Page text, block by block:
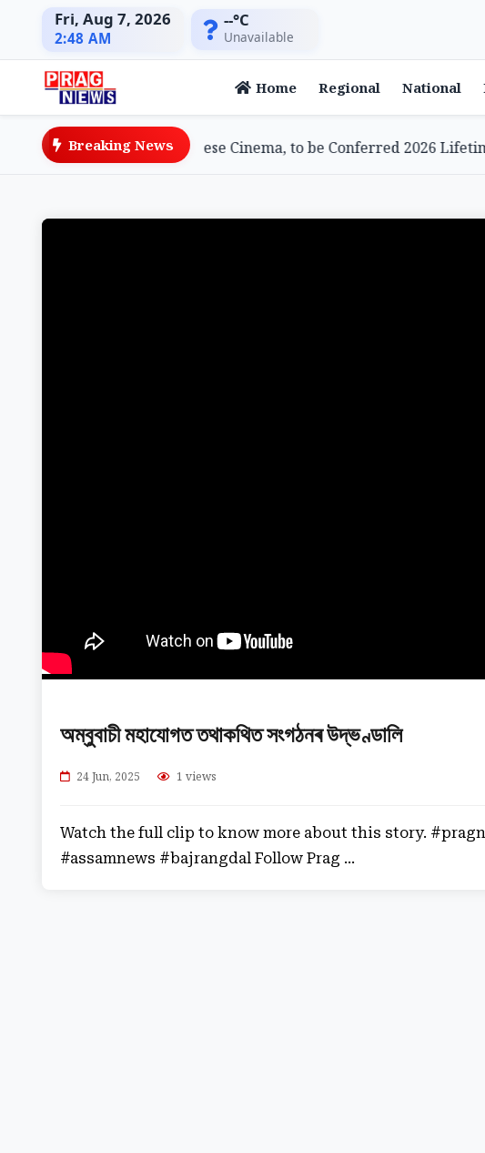
Fri, Aug 7, 2026
2:48 AM
--°C
Unavailable
Home Regional National
Breaking News
Doyenne of Assamese Cinema, to be Conferred 2026 Lifetime
অম্বুবাচী মহাযোগত তথাকথিত সংগঠনৰ উদ্ভণ্ডালি
24 Jun, 2025 1 views
Watch the full clip to know more about this story.
#assamnews #bajrangdal Follow Prag ...